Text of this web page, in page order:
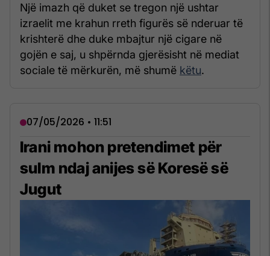
Një imazh që duket se tregon një ushtar
izraelit me krahun rreth figurës së nderuar të
krishterë dhe duke mbajtur një cigare në
gojën e saj, u shpërnda gjerësisht në mediat
sociale të mërkurën, më shumë këtu.
07/05/2026 • 11:51
Irani mohon pretendimet për
sulm ndaj anijes së Koresë së
Jugut